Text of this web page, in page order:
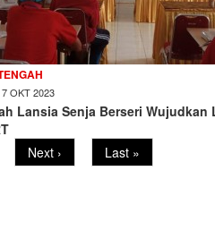
OKT 2023
Lansia Senja Berseri Wujudkan
Next
page
Next ›
Last
page
Last »